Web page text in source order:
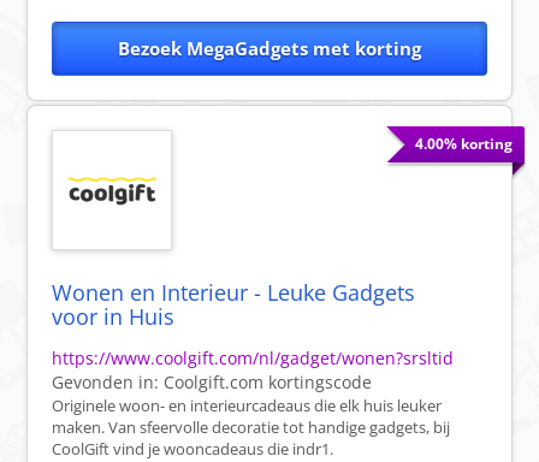
Bezoek MegaGadgets met korting
4.00% korting
Wonen en Interieur - Leuke Gadgets
voor in Huis
https://www.coolgift.com/nl/gadget/wonen?srsltid
Gevonden in: Coolgift.com kortingscode
Originele woon- en interieurcadeaus die elk huis leuker
maken. Van sfeervolle decoratie tot handige gadgets, bij
CoolGift vind je wooncadeaus die indr1.